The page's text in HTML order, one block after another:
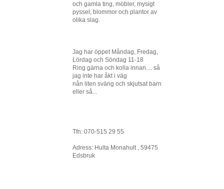
och gamla ting, möbler, mysigt
pyssel, blommor och plantor av
olika slag.
Jag har öppet Måndag, Fredag,
Lördag och Söndag 11-18
Ring gärna och kolla innan.... så
jag inte har åkt i väg
nån liten sväng och skjutsat barn
eller så...
Tfn: 070-515 29 55
Adress: Hulta Monahult , 59475
Edsbruk